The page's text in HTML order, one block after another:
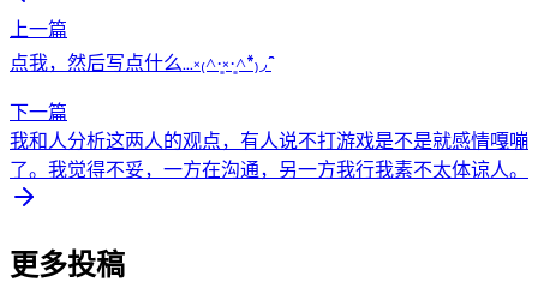
上一篇
点我，然后写点什么…༝₍˄·͈༝·͈˄*₎◞ ̑̑
下一篇
我和人分析这两人的观点，有人说不打游戏是不是就感情嘎嘣
了。我觉得不妥，一方在沟通，另一方我行我素不太体谅人。
更多投稿